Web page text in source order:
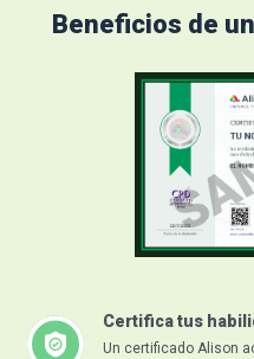
Beneficios de
Certifica tus
Un certificado Alison